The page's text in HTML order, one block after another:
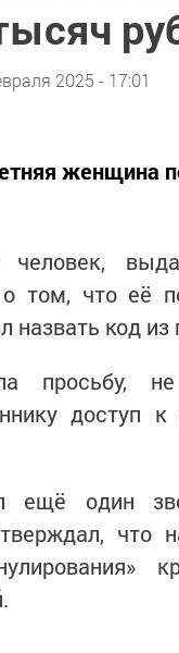
2025 - 17:01
женщина
человек,
том, что её
назвать код
просьбу,
доступ
ещё один